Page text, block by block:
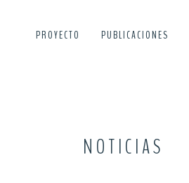
PROYECTO PUBLICACIONES